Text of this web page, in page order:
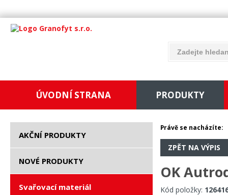
ÚVODNÍ STRANA PRODUKTY
AKČNÍ PRODUKTY
NOVÉ PRODUKTY
Svařovací materiál
Právě se nacházíte:
ZPĚT NA VÝPIS
OK
Kód položky: